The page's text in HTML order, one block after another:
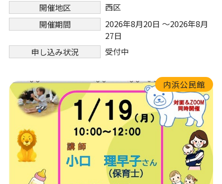
開催地区
西区
開催期間
2026年8月20日 ～2026年8月
27日
申し込み状況
受付中
内浜公民館